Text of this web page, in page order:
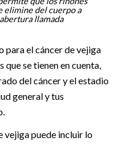
elimine del cuerpo a
llamada
para el cáncer de vejiga
se tienen en cuenta,
del cáncer y el estadio
general y tus
vejiga puede incluir lo